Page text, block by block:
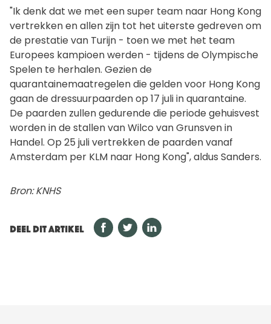
"Ik denk dat we met een super team naar Hong Kong
vertrekken en allen zijn tot het uiterste gedreven om
de prestatie van Turijn - toen we met het team
Europees kampioen werden - tijdens de Olympische
Spelen te herhalen. Gezien de
quarantainemaatregelen die gelden voor Hong Kong
gaan de dressuurpaarden op 17 juli in quarantaine.
De paarden zullen gedurende die periode gehuisvest
worden in de stallen van Wilco van Grunsven in
Handel. Op 25 juli vertrekken de paarden vanaf
Amsterdam per KLM naar Hong Kong", aldus Sanders.
Bron: KNHS
DEEL DIT ARTIKEL